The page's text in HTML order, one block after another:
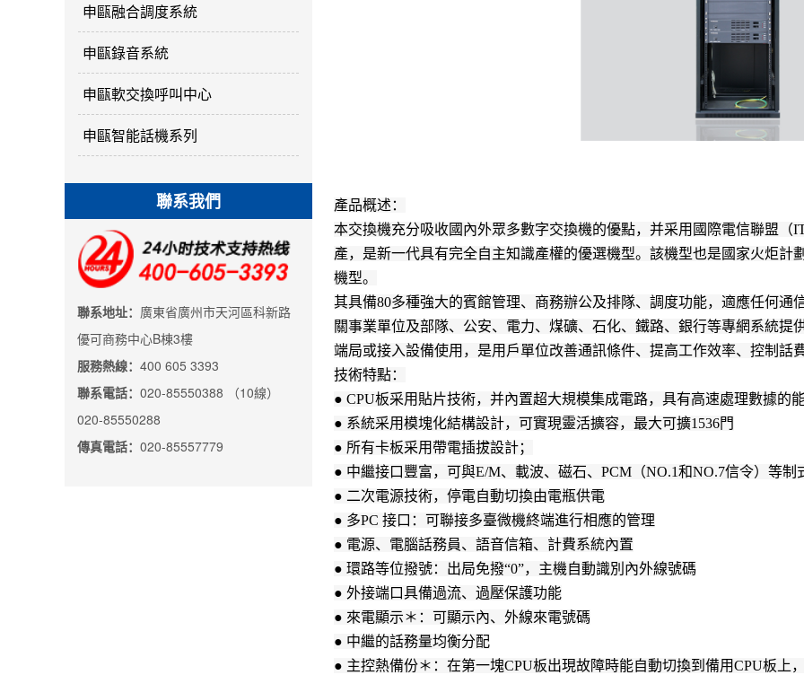
申甌融合調度系統
申甌錄音系統
申甌軟交換呼叫中心
申甌智能話機系列
聯系我們
聯系地址： 廣東省廣州市天河區科新路
優可商務中心B棟3樓
服務熱線： 400 605 3393
聯系電話： 020-85550388 （10線）
020-85550288
傳真電話： 020-85557779
產品概述：
本交換機充分吸收國內外眾多數字交換機的優點，并采用國際電信聯盟（
產，是新一代具有完全自主知識產權的優選機型。該機型也是國家火炬
機型。
其具備80多種強大的賓館管理、商務辦公及排隊、調度功能，適應任何通
關事業單位及部隊、公安、電力、煤礦、石化、鐵路、銀行等專網系統
端局或接入設備使用，是用戶單位改善通訊條件、提高工作效率、控制話
技術特點：
● CPU板采用貼片技術，并內置超大規模集成電路，具有高速處理數據的
● 系統采用模塊化結構設計，可實現靈活擴容，最大可擴1536門
● 所有卡板采用帶電插拔設計；
● 中繼接口豐富，可與E/M、載波、磁石、PCM（NO.1和NO.7信令）等制
● 二次電源技術，停電自動切換由電瓶供電
● 多PC 接口：可聯接多臺微機終端進行相應的管理
● 電源、電腦話務員、語音信箱、計費系統內置
● 環路等位撥號：出局免撥“0”，主機自動識別內外線號碼
● 外接端口具備過流、過壓保護功能
● 來電顯示＊：可顯示內、外線來電號碼
● 中繼的話務量均衡分配
● 主控熱備份＊：在第一塊CPU板出現故障時能自動切換到備用CPU板上